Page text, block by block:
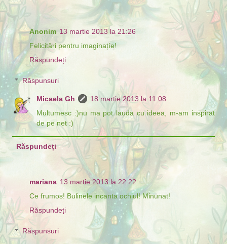
Anonim 13 martie 2013 la 21:26
Felicitări pentru imaginațíe!
Răspundeți
Răspunsuri
Micaela Gh
18 martie 2013 la 11:08
Multumesc :)nu ma pot lauda cu ideea, m-am inspirat
de pe net :)
Răspundeți
mariana 13 martie 2013 la 22:22
Ce frumos! Bulinele incanta ochiul! Minunat!
Răspundeți
Răspunsuri